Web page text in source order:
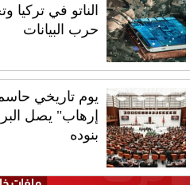
الناتو في تركيا
حرب البيانات
يوم تاريخي
إرهاب" يصل
بنوده